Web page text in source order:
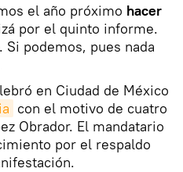
el año próximo hacer
por el quinto informe.
podemos, pues nada
en Ciudad de México
con el motivo de cuatro
Obrador. El mandatario
por el respaldo